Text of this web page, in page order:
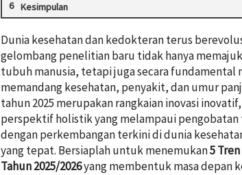
Kesimpulan
Dunia kesehatan dan kedokteran terus
gelombang penelitian baru tidak hanya
tubuh manusia, tetapi juga secara fundamental
memandang kesehatan, penyakit, dan umur
tahun 2025 merupakan rangkaian inovasi
perspektif holistik yang melampaui pengobatan
dengan perkembangan terkini di dunia
yang tepat. Bersiaplah untuk menemukan5
Tahun 2025/2026yang membentuk masa depan